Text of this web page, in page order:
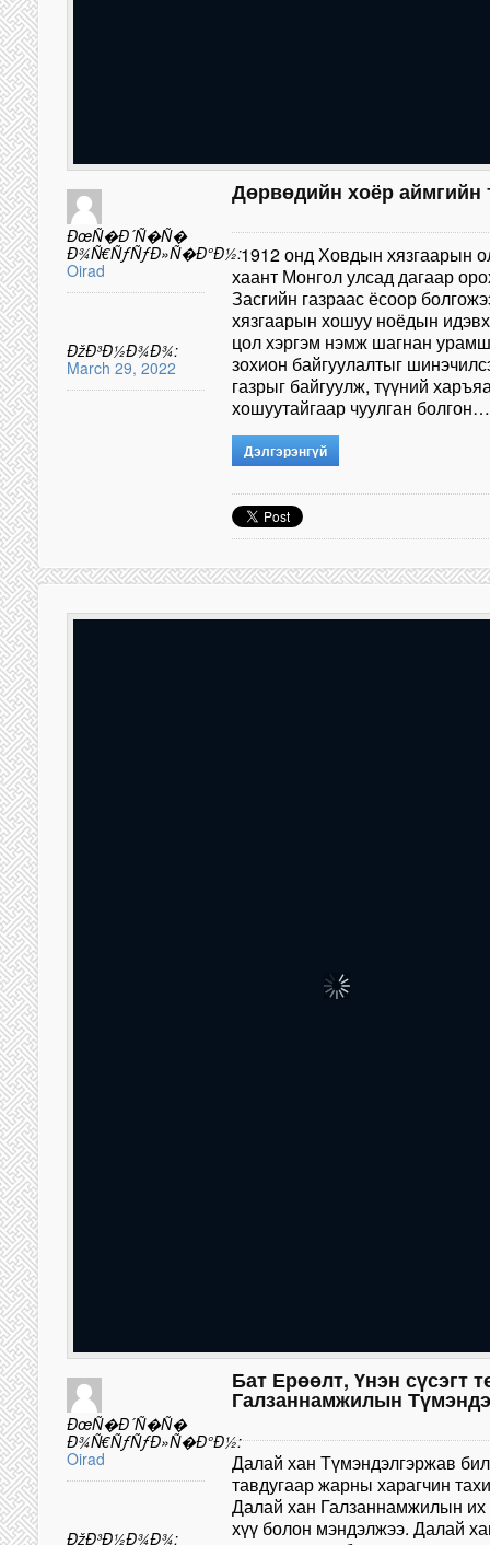
ÐœÑ�Ð´Ñ�Ñ�
Ð¾Ñ€ÑƒÑƒÐ»Ñ�Ð°Ð½:
Oirad
ÐžÐ³Ð½Ð¾Ð¾:
March 29, 2022
Дөрвөдийн хоёр аймгийн
1912 онд Ховдын хязгаарын
хаант Монгол улсад дагаар
Засгийн газраас ёсоор
хязгаарын хошуу ноёдын
цол хэргэм нэмж шагнан
зохион байгуулалтыг
газрыг байгуулж, түүний
хошуутайгаар чуулган болгон…
Дэлгэрэнгүй
ÐœÑ�Ð´Ñ�Ñ�
Ð¾Ñ€ÑƒÑƒÐ»Ñ�Ð°Ð½:
Oirad
ÐžÐ³Ð½Ð¾Ð¾:
Бат Ерөөлт, Үнэн сүсэгт
Галзаннамжилын
Далай хан Түмэндэлгэржав
тавдугаар жарны харагчин
Далай хан Галзаннамжилын
хүү болон мэндэлжээ. Далай